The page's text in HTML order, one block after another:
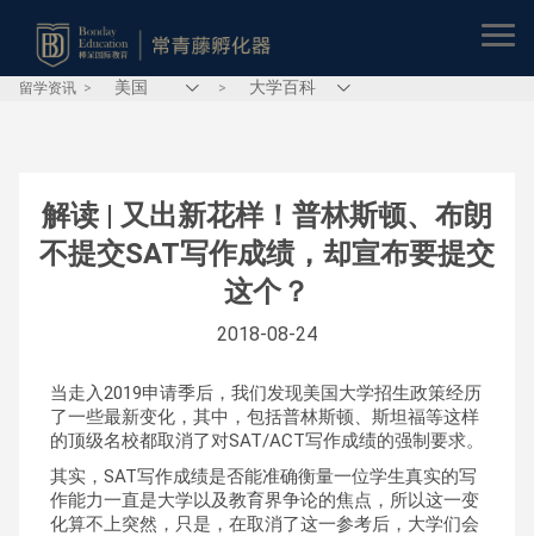
留学资讯 > >
解读 | 又出新花样！普林斯顿、布朗
不提交SAT写作成绩，却宣布要提交
这个？
2018-08-24
当走入2019申请季后，我们发现美国大学招生政策经历
了一些最新变化，其中，包括普林斯顿、斯坦福等这样
的顶级名校都取消了对SAT/ACT写作成绩的强制要求。
其实，SAT写作成绩是否能准确衡量一位学生真实的写
作能力一直是大学以及教育界争论的焦点，所以这一变
化算不上突然，只是，在取消了这一参考后，大学们会